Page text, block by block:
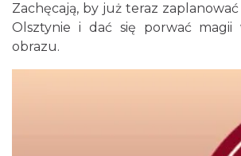
Festiwal Miłośników Koni i
Kopyta"
Gniazdów
18.10 km
Zachęcają, by już teraz
Olsztynie i dać się porwać magii
obrazu.